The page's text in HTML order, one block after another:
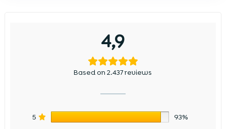
4,9
Based on 2.437 reviews
5 93%